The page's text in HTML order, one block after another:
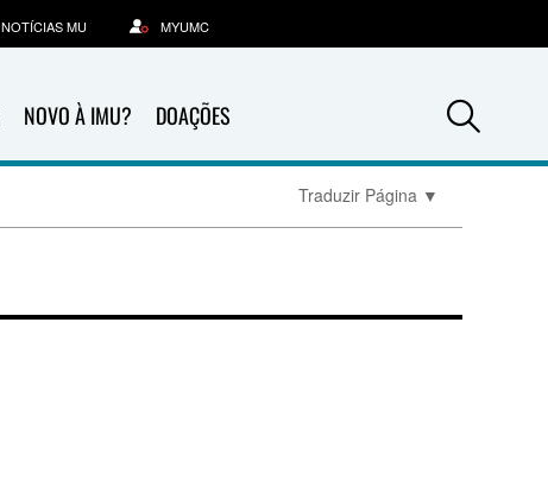
NOVO À IMU? DOAÇÕES
NOTÍCIAS MU MYUMC
Traduzir Página ▼